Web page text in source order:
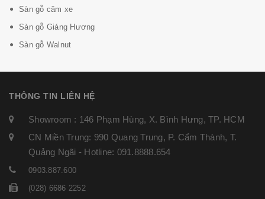
Sàn gỗ căm xe
Sàn gỗ Giáng Hương
Sàn gỗ Walnut
THÔNG TIN LIÊN HỆ
Showroom : 146 Phạm Hùng, X. Bình Hưng, TP. HCM
CN Miền Trung: 990 Quang Trung, P. Cẩm Thành, T.
Quảng Ngãi - Hotline: 091.8888.654
0903.887.600
(028) 6686 2252